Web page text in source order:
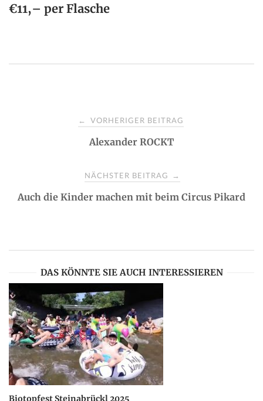
€11,– per Flasche
v
i
g
a
← VORHERIGER BEITRAG
Alexander ROCKT
NÄCHSTER BEITRAG →
Auch die Kinder machen mit beim Circus Pikard
DAS KÖNNTE SIE AUCH INTERESSIEREN